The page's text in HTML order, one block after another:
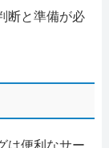
断と準備が必
は便利なサー